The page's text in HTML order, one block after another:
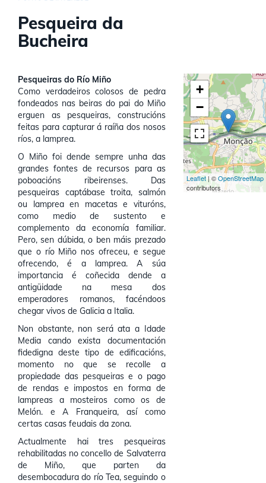
Pesqueira da
Bucheira
Pesqueiras do Río Miño
Como verdadeiros colosos de pedra
fondeados nas beiras do pai do Miño
erguen as pesqueiras, construcións
feitas para capturar á raíña dos nosos
ríos, a lamprea.
O Miño foi dende sempre unha das
grandes fontes de recursos para as
poboacións ribeirenses. Das
pesqueiras captábase troita, salmón
ou lamprea en macetas e vituróns,
como medio de sustento e
complemento da economía familiar.
Pero, sen dúbida, o ben máis prezado
que o río Miño nos ofreceu, e segue
ofrecendo, é a lamprea. A súa
importancia é coñecida dende a
antigüidade na mesa dos
emperadores romanos, facéndoos
chegar vivos de Galicia a Italia.
Non obstante, non será ata a Idade
Media cando exista documentación
fidedigna deste tipo de edificacións,
momento no que se recolle a
propiedade das pesqueiras e o pago
de rendas e impostos en forma de
lampreas a mosteiros como os de
Melón. e A Franqueira, así como
certas casas feudais da zona.
Actualmente hai tres pesqueiras
rehabilitadas no concello de Salvaterra
de Miño, que parten da
desembocadura do río Tea, seguindo o
+
−
Leaflet| ©OpenStreetMap
contributors